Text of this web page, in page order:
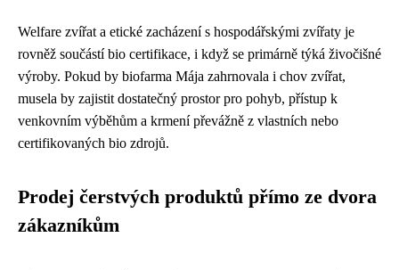
Welfare zvířat a etické zacházení s hospodářskými zvířaty je
rovněž součástí bio certifikace, i když se primárně týká živočišné
výroby. Pokud by biofarma Mája zahrnovala i chov zvířat,
musela by zajistit dostatečný prostor pro pohyb, přístup k
venkovním výběhům a krmení převážně z vlastních nebo
certifikovaných bio zdrojů.
Prodej čerstvých produktů přímo ze dvora
zákazníkům